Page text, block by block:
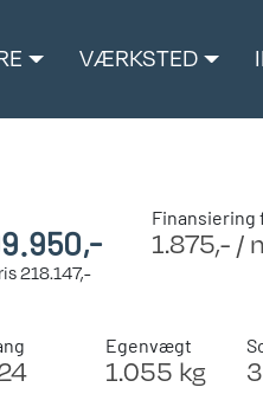
VÆRKSTED
218.147,-
Finansiering
1.875,- /
Egenvægt
1.055 kg 3